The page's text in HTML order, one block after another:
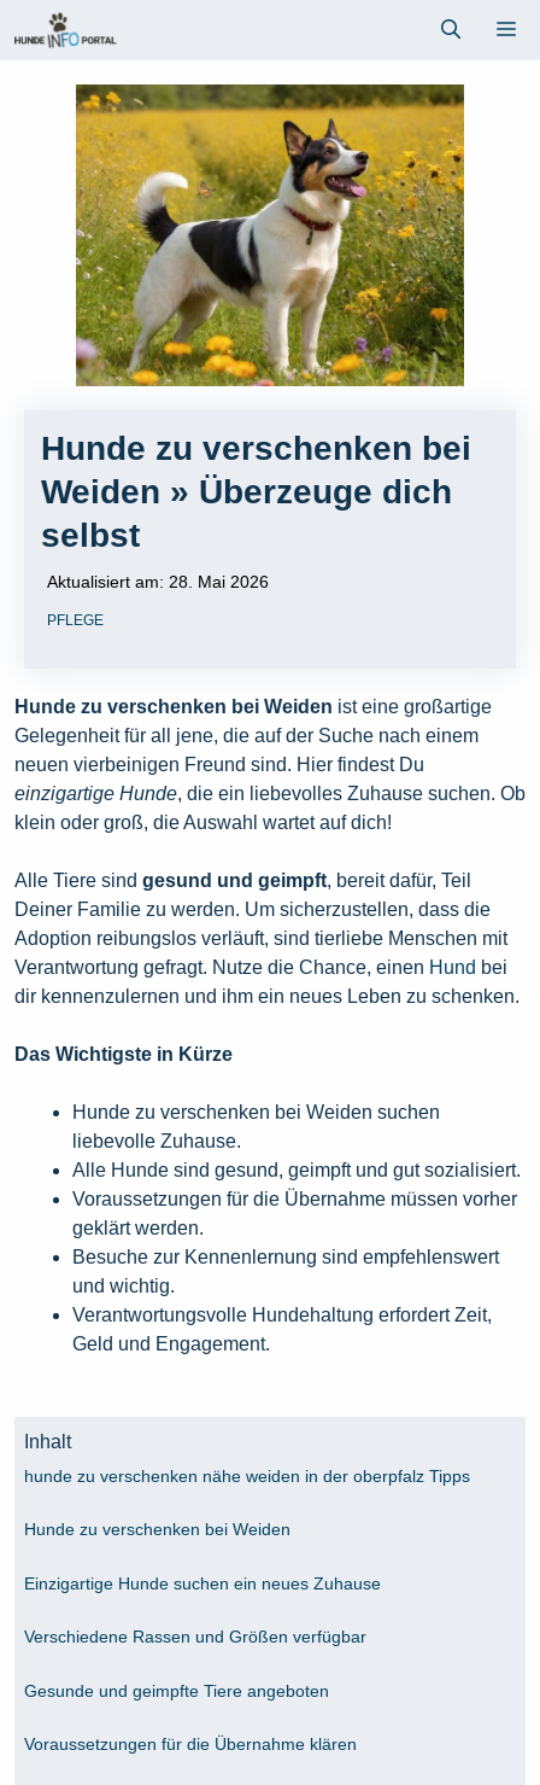
Inhalt
Hunde zu verschenken bei
Weiden » Überzeuge dich
selbst
Aktualisiert am: 28. Mai 2026
PFLEGE
Hunde zu verschenken bei Weiden ist eine großartige
Gelegenheit für all jene, die auf der Suche nach einem
neuen vierbeinigen Freund sind. Hier findest Du
einzigartige Hunde, die ein liebevolles Zuhause suchen. Ob
klein oder groß, die Auswahl wartet auf dich!
Alle Tiere sind gesund und geimpft, bereit dafür, Teil
Deiner Familie zu werden. Um sicherzustellen, dass die
Adoption reibungslos verläuft, sind tierliebe Menschen mit
Verantwortung gefragt. Nutze die Chance, einen Hund bei
dir kennenzulernen und ihm ein neues Leben zu schenken.
Das Wichtigste in Kürze
Hunde zu verschenken bei Weiden suchen
liebevolle Zuhause.
Alle Hunde sind gesund, geimpft und gut sozialisiert.
Voraussetzungen für die Übernahme müssen vorher
geklärt werden.
Besuche zur Kennenlernung sind empfehlenswert
und wichtig.
Verantwortungsvolle Hundehaltung erfordert Zeit,
Geld und Engagement.
Inhalt
hunde zu verschenken nähe weiden in der oberpfalz Tipps
Hunde zu verschenken bei Weiden
Einzigartige Hunde suchen ein neues Zuhause
Verschiedene Rassen und Größen verfügbar
Gesunde und geimpfte Tiere angeboten
Voraussetzungen für die Übernahme klären